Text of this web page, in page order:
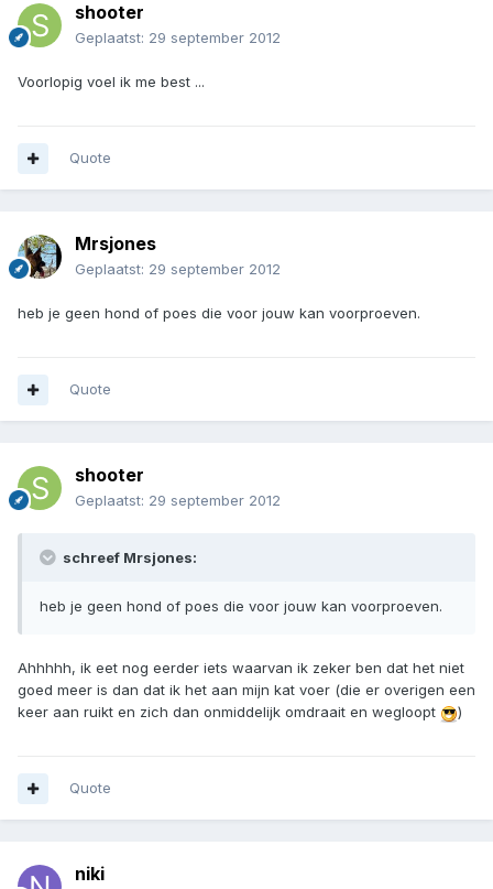
shooter
Geplaatst: 29 september 2012
Voorlopig voel ik me best ...
Quote
Mrsjones
Geplaatst: 29 september 2012
heb je geen hond of poes die voor jouw kan voorproeven.
Quote
shooter
Geplaatst: 29 september 2012
schreef Mrsjones:
heb je geen hond of poes die voor jouw kan voorproeven.
Ahhhhh, ik eet nog eerder iets waarvan ik zeker ben dat het niet
goed meer is dan dat ik het aan mijn kat voer (die er overigen een
keer aan ruikt en zich dan onmiddelijk omdraait en wegloopt
)
Quote
niki